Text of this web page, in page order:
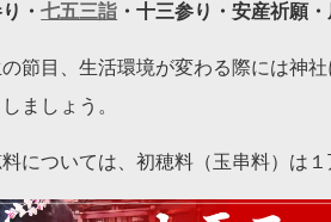
・七五三詣 ・十三参り・安産祈願
節目、生活環境が変わる際には神
ましょう。
については、初穂料（玉串料）は